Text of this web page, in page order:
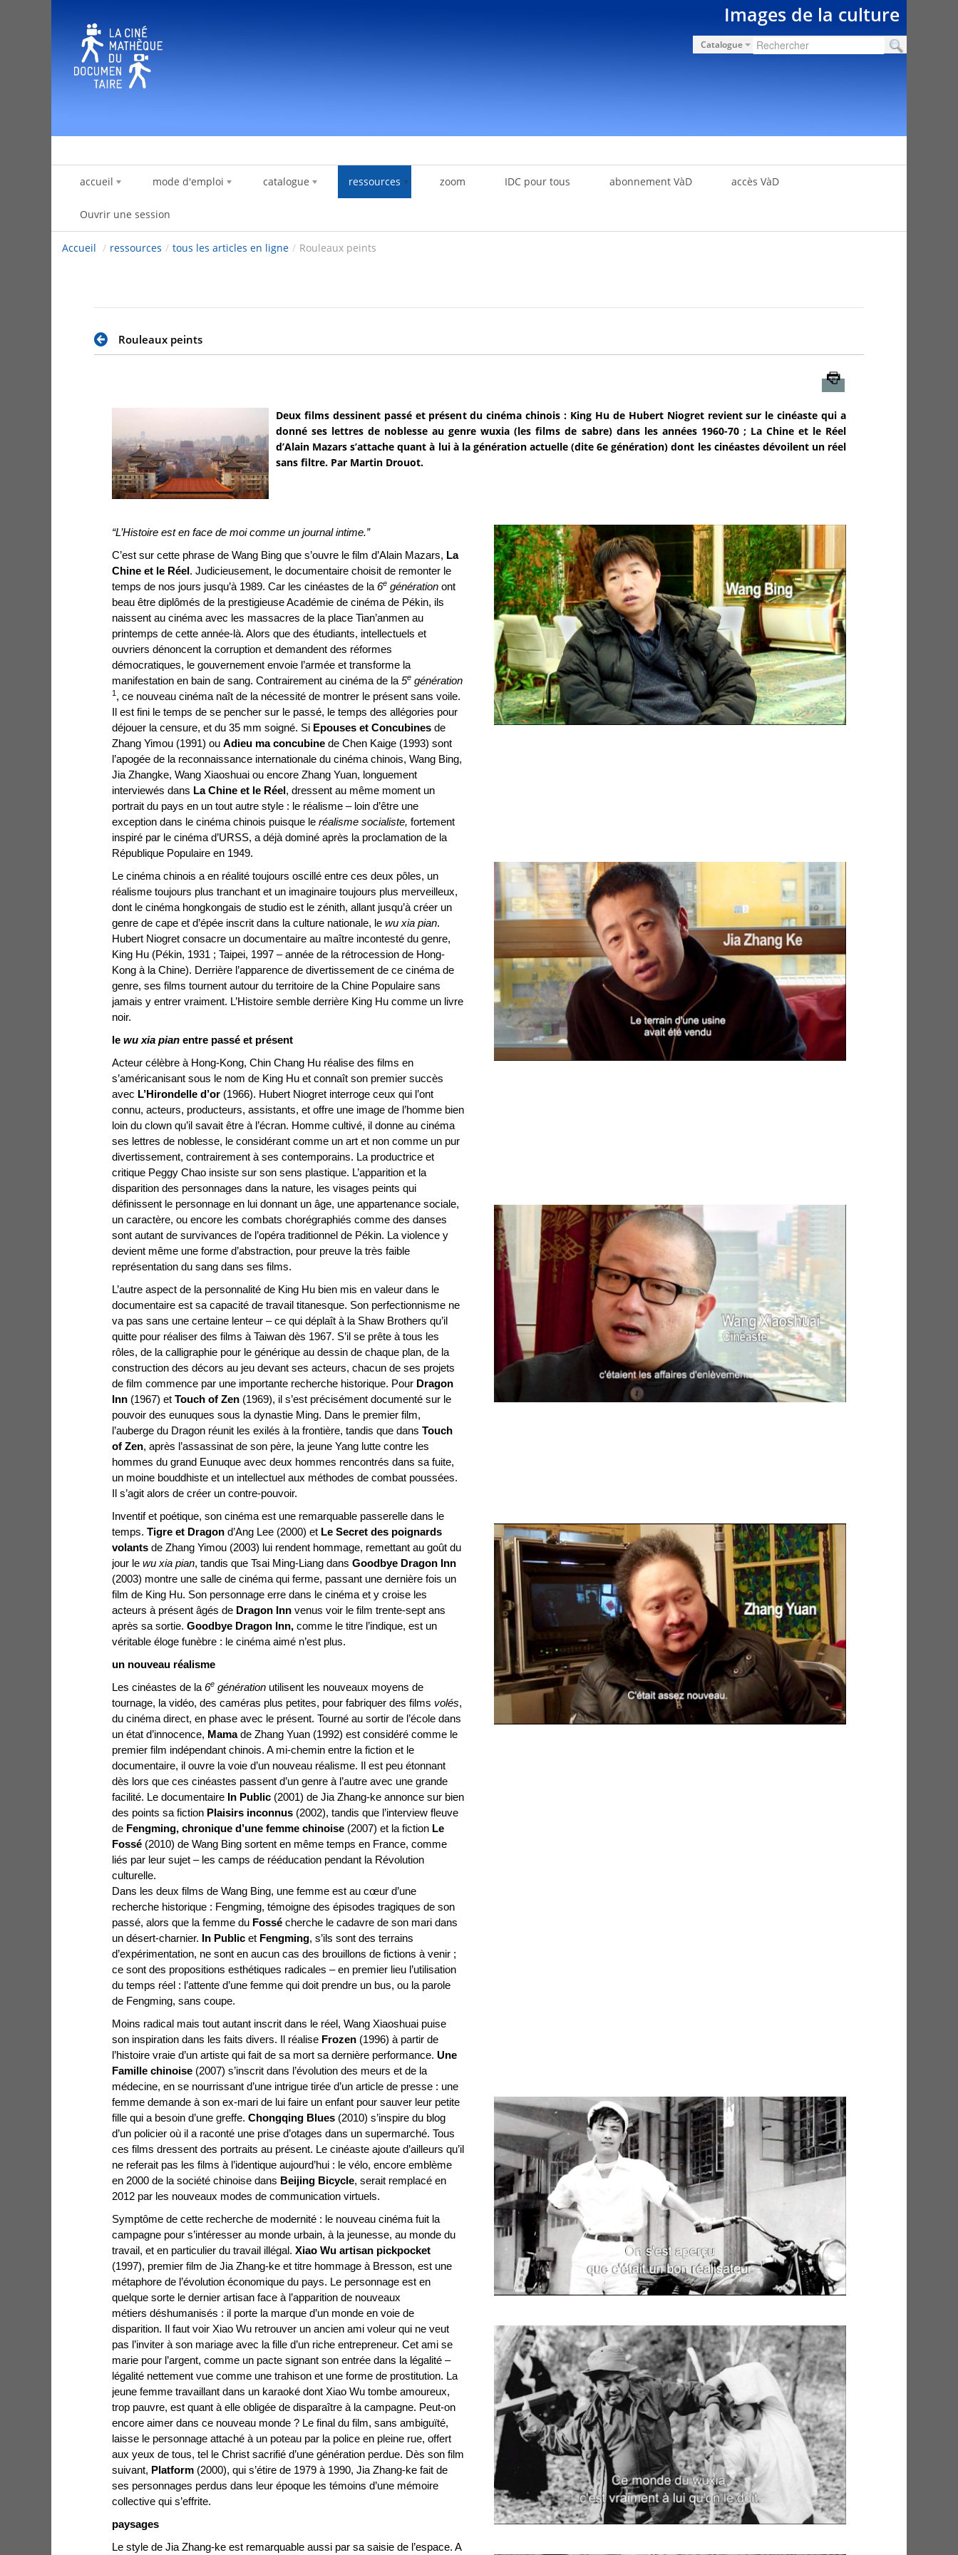
Images de la culture
Catalogue
accueil mode d'emploi catalogue ressources zoom IDC pour tous abonnement VàD accès VàD
Ouvrir une session
Accueil / ressources / tous les articles en ligne / Rouleaux peints
Rouleaux peints
Deux films dessinent passé et présent du cinéma chinois : King Hu de Hubert Niogret revient sur le cinéaste qui a
donné ses lettres de noblesse au genre wuxia (les films de sabre) dans les années 1960-70 ; La Chine et le Réel
d’Alain Mazars s’attache quant à lui à la génération actuelle (dite 6e génération) dont les cinéastes dévoilent un réel
sans filtre. Par Martin Drouot.
“L’Histoire est en face de moi comme un journal intime.”
C’est sur cette phrase de Wang Bing que s’ouvre le film d’Alain Mazars, La
Chine et le Réel . Judicieusement, le documentaire choisit de remonter le
temps de nos jours jusqu’à 1989. Car les cinéastes de la 6e génération ont
beau être diplômés de la prestigieuse Académie de cinéma de Pékin, ils
naissent au cinéma avec les massacres de la place Tian’anmen au
printemps de cette année-là. Alors que des étudiants, intellectuels et
ouvriers dénoncent la corruption et demandent des réformes
démocratiques, le gouvernement envoie l’armée et transforme la
manifestation en bain de sang. Contrairement au cinéma de la 5e génération
1, ce nouveau cinéma naît de la nécessité de montrer le présent sans voile.
Il est fini le temps de se pencher sur le passé, le temps des allégories pour
déjouer la censure, et du 35 mm soigné. Si Epouses et Concubines de
Zhang Yimou (1991) ou Adieu ma concubine de Chen Kaige (1993) sont
l’apogée de la reconnaissance internationale du cinéma chinois, Wang Bing,
Jia Zhangke, Wang Xiaoshuai ou encore Zhang Yuan, longuement
interviewés dans La Chine et le Réel , dressent au même moment un
portrait du pays en un tout autre style : le réalisme – loin d’être une
exception dans le cinéma chinois puisque le réalisme socialiste, fortement
inspiré par le cinéma d’URSS, a déjà dominé après la proclamation de la
République Populaire en 1949.
Le cinéma chinois a en réalité toujours oscillé entre ces deux pôles, un
réalisme toujours plus tranchant et un imaginaire toujours plus merveilleux,
dont le cinéma hongkongais de studio est le zénith, allant jusqu’à créer un
genre de cape et d’épée inscrit dans la culture nationale, le wu xia pian.
Hubert Niogret consacre un documentaire au maître incontesté du genre,
King Hu (Pékin, 1931 ; Taipei, 1997 – année de la rétrocession de Hong-
Kong à la Chine). Derrière l’apparence de divertissement de ce cinéma de
genre, ses films tournent autour du territoire de la Chine Populaire sans
jamais y entrer vraiment. L’Histoire semble derrière King Hu comme un livre
noir.
le wu xia pian entre passé et présent
Acteur célèbre à Hong-Kong, Chin Chang Hu réalise des films en
s’américanisant sous le nom de King Hu et connaît son premier succès
avec L’Hirondelle d’or (1966). Hubert Niogret interroge ceux qui l’ont
connu, acteurs, producteurs, assistants, et offre une image de l’homme bien
loin du clown qu’il savait être à l’écran. Homme cultivé, il donne au cinéma
ses lettres de noblesse, le considérant comme un art et non comme un pur
divertissement, contrairement à ses contemporains. La productrice et
critique Peggy Chao insiste sur son sens plastique. L’apparition et la
disparition des personnages dans la nature, les visages peints qui
définissent le personnage en lui donnant un âge, une appartenance sociale,
un caractère, ou encore les combats chorégraphiés comme des danses
sont autant de survivances de l’opéra traditionnel de Pékin. La violence y
devient même une forme d’abstraction, pour preuve la très faible
représentation du sang dans ses films.
L’autre aspect de la personnalité de King Hu bien mis en valeur dans le
documentaire est sa capacité de travail titanesque. Son perfectionnisme ne
va pas sans une certaine lenteur – ce qui déplaît à la Shaw Brothers qu’il
quitte pour réaliser des films à Taiwan dès 1967. S’il se prête à tous les
rôles, de la calligraphie pour le générique au dessin de chaque plan, de la
construction des décors au jeu devant ses acteurs, chacun de ses projets
de film commence par une importante recherche historique. Pour Dragon
Inn (1967) et Touch of Zen (1969), il s’est précisément documenté sur le
pouvoir des eunuques sous la dynastie Ming. Dans le premier film,
l’auberge du Dragon réunit les exilés à la frontière, tandis que dans Touch
of Zen, après l’assassinat de son père, la jeune Yang lutte contre les
hommes du grand Eunuque avec deux hommes rencontrés dans sa fuite,
un moine bouddhiste et un intellectuel aux méthodes de combat poussées.
Il s’agit alors de créer un contre-pouvoir.
Inventif et poétique, son cinéma est une remarquable passerelle dans le
temps. Tigre et Dragon d’Ang Lee (2000) et Le Secret des poignards
volants de Zhang Yimou (2003) lui rendent hommage, remettant au goût du
jour le wu xia pian, tandis que Tsai Ming-Liang dans Goodbye Dragon Inn
(2003) montre une salle de cinéma qui ferme, passant une dernière fois un
film de King Hu. Son personnage erre dans le cinéma et y croise les
acteurs à présent âgés de Dragon Inn venus voir le film trente-sept ans
après sa sortie. Goodbye Dragon Inn, comme le titre l’indique, est un
véritable éloge funèbre : le cinéma aimé n’est plus.
un nouveau réalisme
Les cinéastes de la 6e génération utilisent les nouveaux moyens de
tournage, la vidéo, des caméras plus petites, pour fabriquer des films volés,
du cinéma direct, en phase avec le présent. Tourné au sortir de l’école dans
un état d’innocence, Mamade Zhang Yuan (1992) est considéré comme le
premier film indépendant chinois. A mi-chemin entre la fiction et le
documentaire, il ouvre la voie d’un nouveau réalisme. Il est peu étonnant
dès lors que ces cinéastes passent d’un genre à l’autre avec une grande
facilité. Le documentaire In Public (2001) de Jia Zhang-ke annonce sur bien
des points sa fiction Plaisirs inconnus (2002), tandis que l’interview fleuve
de Fengming, chronique d’une femme chinoise (2007) et la fiction Le
Fossé (2010) de Wang Bing sortent en même temps en France, comme
liés par leur sujet – les camps de rééducation pendant la Révolution
culturelle.
Dans les deux films de Wang Bing, une femme est au cœur d’une
recherche historique : Fengming, témoigne des épisodes tragiques de son
passé, alors que la femme du Fossé cherche le cadavre de son mari dans
un désert-charnier.
In Public et Fengming, s’ils sont des terrains
d’expérimentation, ne sont en aucun cas des brouillons de fictions à venir ;
ce sont des propositions esthétiques radicales – en premier lieu l’utilisation
du temps réel : l’attente d’une femme qui doit prendre un bus, ou la parole
de Fengming, sans coupe.
Moins radical mais tout autant inscrit dans le réel, Wang Xiaoshuai puise
son inspiration dans les faits divers. Il réalise Frozen (1996) à partir de
l’histoire vraie d’un artiste qui fait de sa mort sa dernière performance. Une
Famille chinoise (2007) s’inscrit dans l’évolution des meurs et de la
médecine, en se nourrissant d’une intrigue tirée d’un article de presse : une
femme demande à son ex-mari de lui faire un enfant pour sauver leur petite
fille qui a besoin d’une greffe. Chongqing Blues (2010) s’inspire du blog
d’un policier où il a raconté une prise d’otages dans un supermarché. Tous
ces films dressent des portraits au présent. Le cinéaste ajoute d’ailleurs qu’il
ne referait pas les films à l’identique aujourd’hui : le vélo, encore emblème
en 2000 de la société chinoise dans Beijing Bicycle, serait remplacé en
2012 par les nouveaux modes de communication virtuels.
Symptôme de cette recherche de modernité : le nouveau cinéma fuit la
campagne pour s’intéresser au monde urbain, à la jeunesse, au monde du
travail, et en particulier du travail illégal. Xiao Wu artisan pickpocket
(1997), premier film de Jia Zhang-ke et titre hommage à Bresson, est une
métaphore de l’évolution économique du pays. Le personnage est en
quelque sorte le dernier artisan face à l’apparition de nouveaux
métiers déshumanisés : il porte la marque d’un monde en voie de
disparition. Il faut voir Xiao Wu retrouver un ancien ami voleur qui ne veut
pas l’inviter à son mariage avec la fille d’un riche entrepreneur. Cet ami se
marie pour l’argent, comme un pacte signant son entrée dans la légalité –
légalité nettement vue comme une trahison et une forme de prostitution. La
jeune femme travaillant dans un karaoké dont Xiao Wu tombe amoureux,
trop pauvre, est quant à elle obligée de disparaître à la campagne. Peut-on
encore aimer dans ce nouveau monde ? Le final du film, sans ambiguïté,
laisse le personnage attaché à un poteau par la police en pleine rue, offert
aux yeux de tous, tel le Christ sacrifié d’une génération perdue. Dès son film
suivant, Platform (2000), qui s’étire de 1979 à 1990, Jia Zhang-ke fait de
ses personnages perdus dans leur époque les témoins d’une mémoire
collective qui s’effrite.
paysages
Le style de Jia Zhang-ke est remarquable aussi par sa saisie de l’espace. A